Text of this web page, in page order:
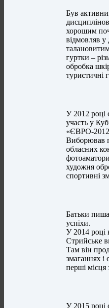
Був
хорошим
відмовляв у
гуртки –
обробка
туристичні
У 2012 році
участь у
«ЄВРО-
Виборював
обласних
художня
спортивні
Батьки
успіхи.
У 2014 році
Стрийське
Там він
змаганнях і
перші місця
У 2015 році